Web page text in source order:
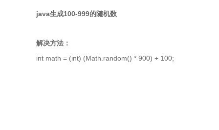
java生成100-999的随机数
解决方法：
int math = (int) (Math.random() * 900) + 100;